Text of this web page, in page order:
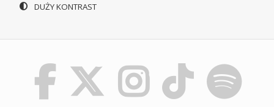
DUŻY KONTRAST